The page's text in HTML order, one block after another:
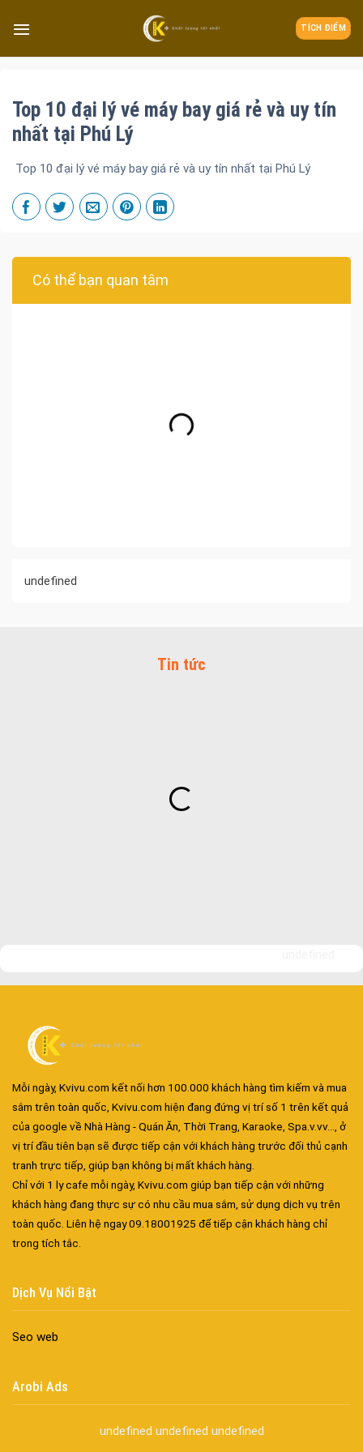
TÍCH ĐIỂM
Top 10 đại lý vé máy bay giá rẻ và uy tín
nhất tại Phú Lý
Top 10 đại lý vé máy bay giá rẻ và uy tín nhất tại Phú Lý
Có thể bạn quan tâm
undefined
Tin tức
Mỗi ngày, Kvivu.com kết nối hơn 100.000 khách hàng tìm kiếm và mua
sắm trên toàn quốc, Kvivu.com hiện đang đứng vị trí số 1 trên kết quả
của google về Nhà Hàng - Quán Ăn, Thời Trang, Karaoke, Spa.v.vv..., ở
vị trí đầu tiên bạn sẽ được tiếp cận với khách hàng trước đối thủ cạnh
tranh trực tiếp, giúp bạn không bị mất khách hàng.
Chỉ với 1 ly cafe mỗi ngày, Kvivu.com giúp bạn tiếp cận với những
khách hàng đang thực sự có nhu cầu mua sắm, sử dụng dịch vụ trên
toàn quốc. Liên hệ ngay 09.18001925 để tiếp cận khách hàng chỉ
trong tích tắc.
Dịch Vụ Nổi Bật
Seo web
Arobi Ads
undefined undefined undefined
Đa dạng màu sắc cửa nhôm – Tối ưu màu sắc Kiến Trúc
Cửa nhôm chống gió mưa – Hiên ngang giữa thời tiết khắc
Cửa nhôm thông gió – Đưa sinh khí vào ngôi nhà của bạn
Cửa nhôm trượt view lớn – Nâng tầm đẳng cấp sống
Cửa sổ trượt đứng – Điểm nhấn sáng tạo trong kiến trúc
Cửa thép vân gỗ Nhật Bản – Mảnh ghép cho phong cách kiến